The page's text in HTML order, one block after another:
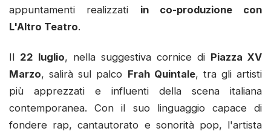
appuntamenti realizzati in co-produzione con
L'Altro Teatro.
Il 22 luglio, nella suggestiva cornice di Piazza XV
Marzo, salirà sul palco Frah Quintale, tra gli artisti
più apprezzati e influenti della scena italiana
contemporanea. Con il suo linguaggio capace di
fondere rap, cantautorato e sonorità pop, l'artista